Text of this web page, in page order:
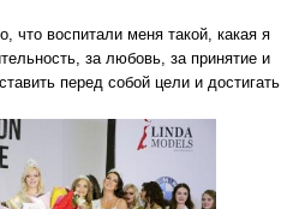
что воспитали меня такой, какая я
за любовь, за принятие и
перед собой цели и достигать